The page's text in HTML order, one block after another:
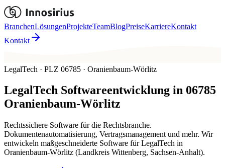
BranchenLösungenProjekteTeamBlogPreiseKarriereKontakt
Kontakt
LegalTech · PLZ 06785 · Oranienbaum-Wörlitz
LegalTech Softwareentwicklung in 06785
Oranienbaum-Wörlitz
Rechtssichere Software für die Rechtsbranche.
Dokumentenautomatisierung, Vertragsmanagement und mehr. Wir
entwickeln maßgeschneiderte Software für LegalTech in
Oranienbaum-Wörlitz (Landkreis Wittenberg, Sachsen-Anhalt).